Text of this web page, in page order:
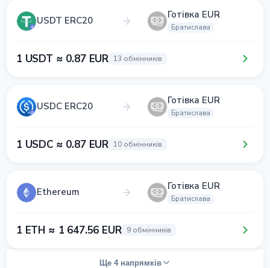
USDT ERC20 Готівка EUR
Братислава
1 USDT ≈ 0.87 EUR 13 обмінників
USDC ERC20 Готівка EUR
Братислава
1 USDC ≈ 0.87 EUR 10 обмінників
Ethereum Готівка EUR
Братислава
1 ETH ≈ 1 647.56 EUR 9 обмінників
Ще 4 напрямків